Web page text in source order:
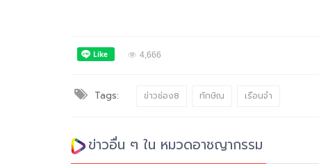
4,666
Tags: ข่าวช่อง8 ทักษิณ เรือนจำ
ข่าวอื่น ๆ ใน หมวดอาชญากรรม